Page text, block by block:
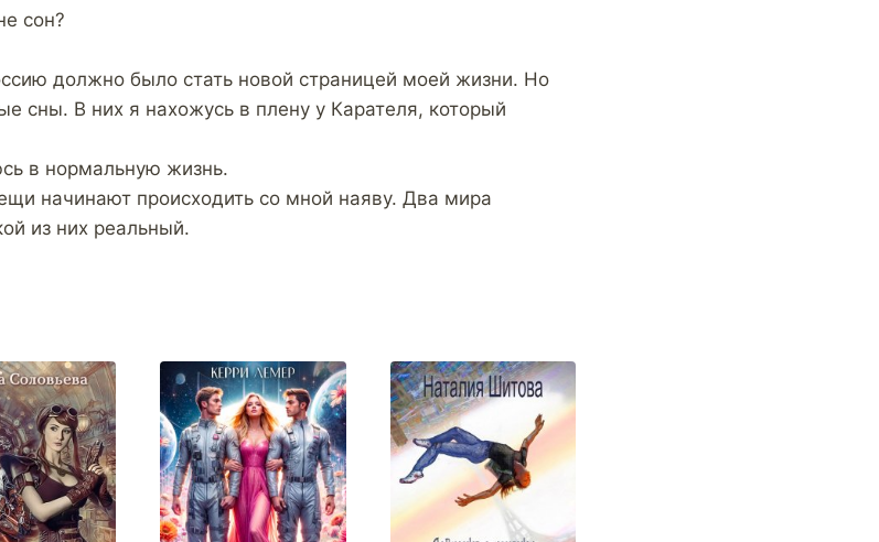
сон?
должно было стать новой страницей моей жизни. Но
сны. В них я нахожусь в плену у Карателя, который
в нормальную жизнь.
начинают происходить со мной наяву. Два мира
из них реальный.